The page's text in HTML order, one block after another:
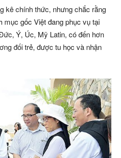
kê chính thức, nhưng chắc rằng
mục gốc Việt đang phục vụ tại
Ý, Úc, Mỹ Latin, có đến hơn
đối trẻ, được tu học và nhận